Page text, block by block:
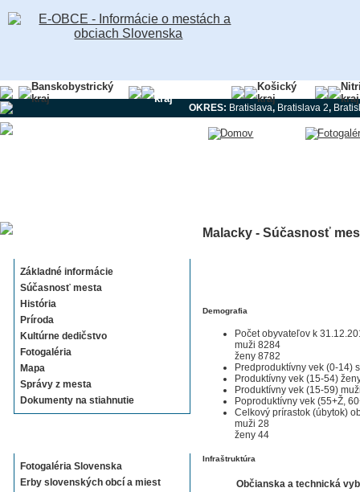
Banskobystrický
kraj
kraj
Košický
kraj
kraj
OKRES: Bratislava, Bratislava 2,
Základné informácie
Súčasnosť mesta
História
Príroda
Kultúrne dedičstvo
Fotogaléria
Mapa
Správy z mesta
Dokumenty na stiahnutie
Fotogaléria Slovenska
Erby slovenských obcí a miest
Malacky - Súčasnosť
Demografia
Počet obyvateľov k
muži 8284
ženy 8782
Predproduktívny vek (0-14)
Produktívny vek (15-54)
Produktívny vek (15-59)
Poproduktívny vek (55+Ž,
Celkový prírastok (úbytok)
muži 28
ženy 44
Infraštruktúra
Občianska a technická